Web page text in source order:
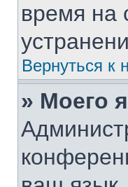
время на
Вернуться к
» Моего